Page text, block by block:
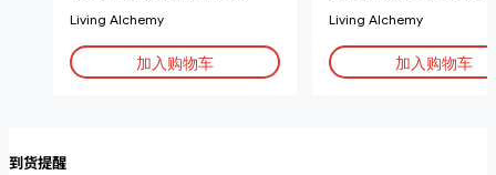
Living Alchemy
加入购物车
Living Alchemy
加入购物车
到货提醒